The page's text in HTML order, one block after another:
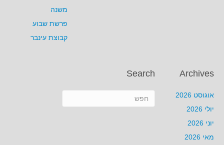
משנה
פרשת שבוע
קבוצת עינבר
Archives
אוגוסט 2026
יולי 2026
יוני 2026
מאי 2026
Search